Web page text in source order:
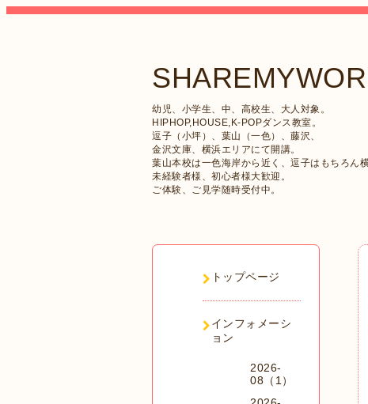
幼児、小学生、中、高校生、大人対象。
HIPHOP,HOUSE,K-POPダンス教室。
逗子（小坪）、葉山（一色）、藤沢、
金沢文庫、横浜エリアにて開講。
葉山本校は一色海岸から近く、逗子はもちろん
未経験者様、初心者様大歓迎。
ご体験、ご見学随時受付中。
トップページ
インフォメーシ
ョン
2026-
08（1）